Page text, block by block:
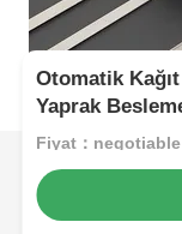
Otomatik
Yaprak
Fiyat：negotiable